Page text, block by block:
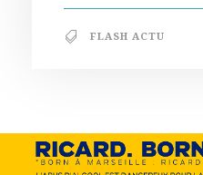
FLASH ACTU